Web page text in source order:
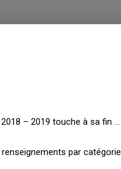
– 2019 touche à sa fin
par